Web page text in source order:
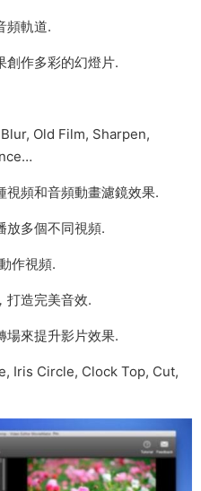
頻軌道.
創作多彩的幻燈片.
Old Film, Sharpen,
視頻和音頻動畫濾鏡效果.
放多個不同視頻.
作視頻.
打造完美音效.
場來提升影片效果.
Iris Circle, Clock Top, Cut,